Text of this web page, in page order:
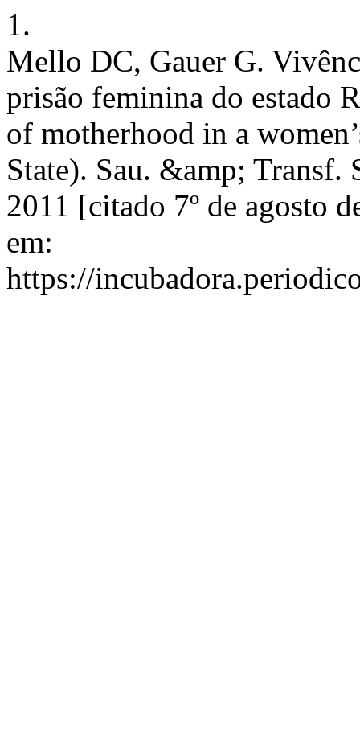
1.
Mello DC, Gauer G.
prisão feminina do estado
of motherhood in a
State). Sau. &amp; Transf.
2011 [citado 7º de agosto
em:
https://